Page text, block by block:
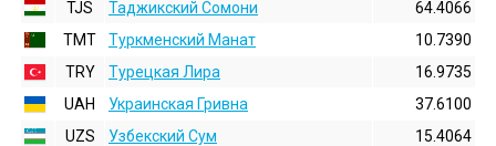
TJS
Таджикский Сомони
64.4066
TMT
Туркменский Манат
10.7390
TRY
Турецкая Лира
16.9735
UAH
Украинская Гривна
37.6100
UZS
Узбекский Сум
15.4064